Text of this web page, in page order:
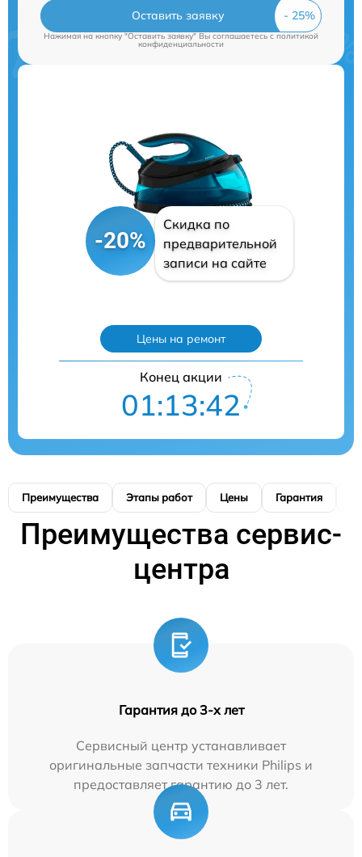
Оставить заявку
Нажимая на кнопку "Оставить заявку" Вы соглашаетесь c политикой
конфиденциальности
-20%
Скидка по
предварительной
записи на сайте
Цены на ремонт
Конец акции
01:13:40
Преимущества Этапы работ Цены Гарантия
Преимущества сервис-
центра
Гарантия до 3-х лет
Сервисный центр устанавливает
оригинальные запчасти техники Philips и
предоставляет гарантию до 3 лет.